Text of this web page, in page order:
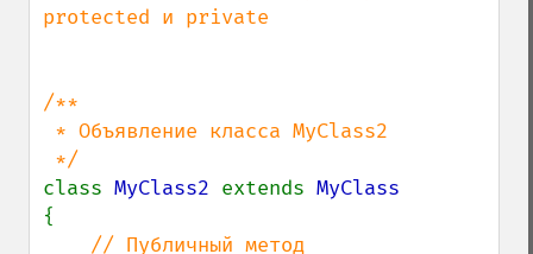
protected и private
/**
class MyClass2 extends
{
// Публичный метод